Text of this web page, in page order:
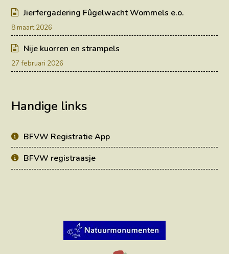
Jierfergadering Fûgelwacht Wommels e.o.
8 maart 2026
Nije kuorren en strampels
27 februari 2026
Handige links
BFVW Registratie App
BFVW registraasje